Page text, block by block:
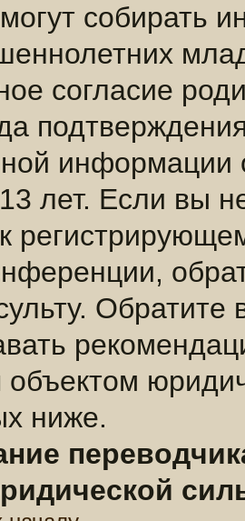
собирать
согласие
информации
лет. Если вы
объектом
ниже.